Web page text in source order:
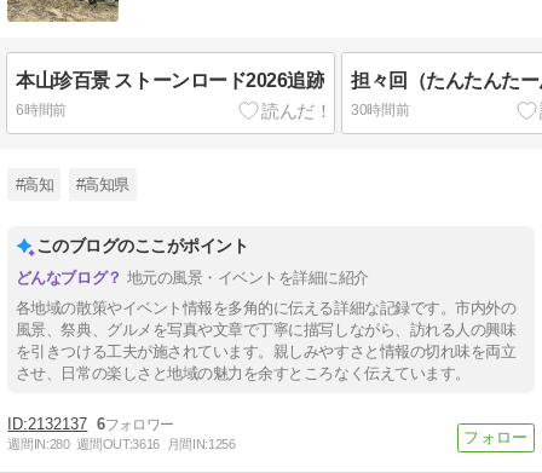
本山珍百景 ストーンロード2026追跡
6時間前
担々回（たんたんた
30時間前
#高知 #高知県
このブログのここがポイント
地元の風景・イベントを詳細に紹介
各地域の散策やイベント情報を多角的に伝える詳細な記録です。市内外の
風景、祭典、グルメを写真や文章で丁寧に描写しながら、訪れる人の興味
を引きつける工夫が施されています。親しみやすさと情報の切れ味を両立
させ、日常の楽しさと地域の魅力を余すところなく伝えています。
2132137 6
週間IN:280 週間OUT:3616 月間IN:1256